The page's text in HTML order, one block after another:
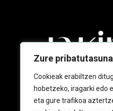
Zure
Cookieak erabiltzen
hobetzeko, iragarki edo
eta gure trafikoa